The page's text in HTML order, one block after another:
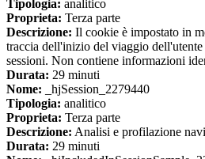
Tipologia: analitico
Proprieta: Terza parte
Descrizione: Il cookie è impostato in
traccia dell'inizio del viaggio
sessioni. Non contiene informazioni
Durata: 29 minuti
Nome: _hjSession_2279440
Tipologia: analitico
Proprieta: Terza parte
Descrizione: Analisi e profilazione
Durata: 29 minuti